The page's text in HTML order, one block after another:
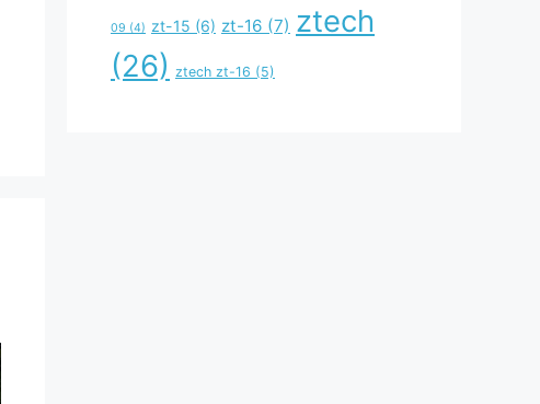
09 (4) zt-15 (6) zt-16 (7) ztech
(26) ztech zt-16 (5)